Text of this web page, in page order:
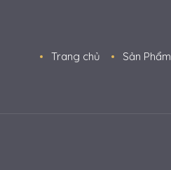
Trang chủ Sản Phẩm